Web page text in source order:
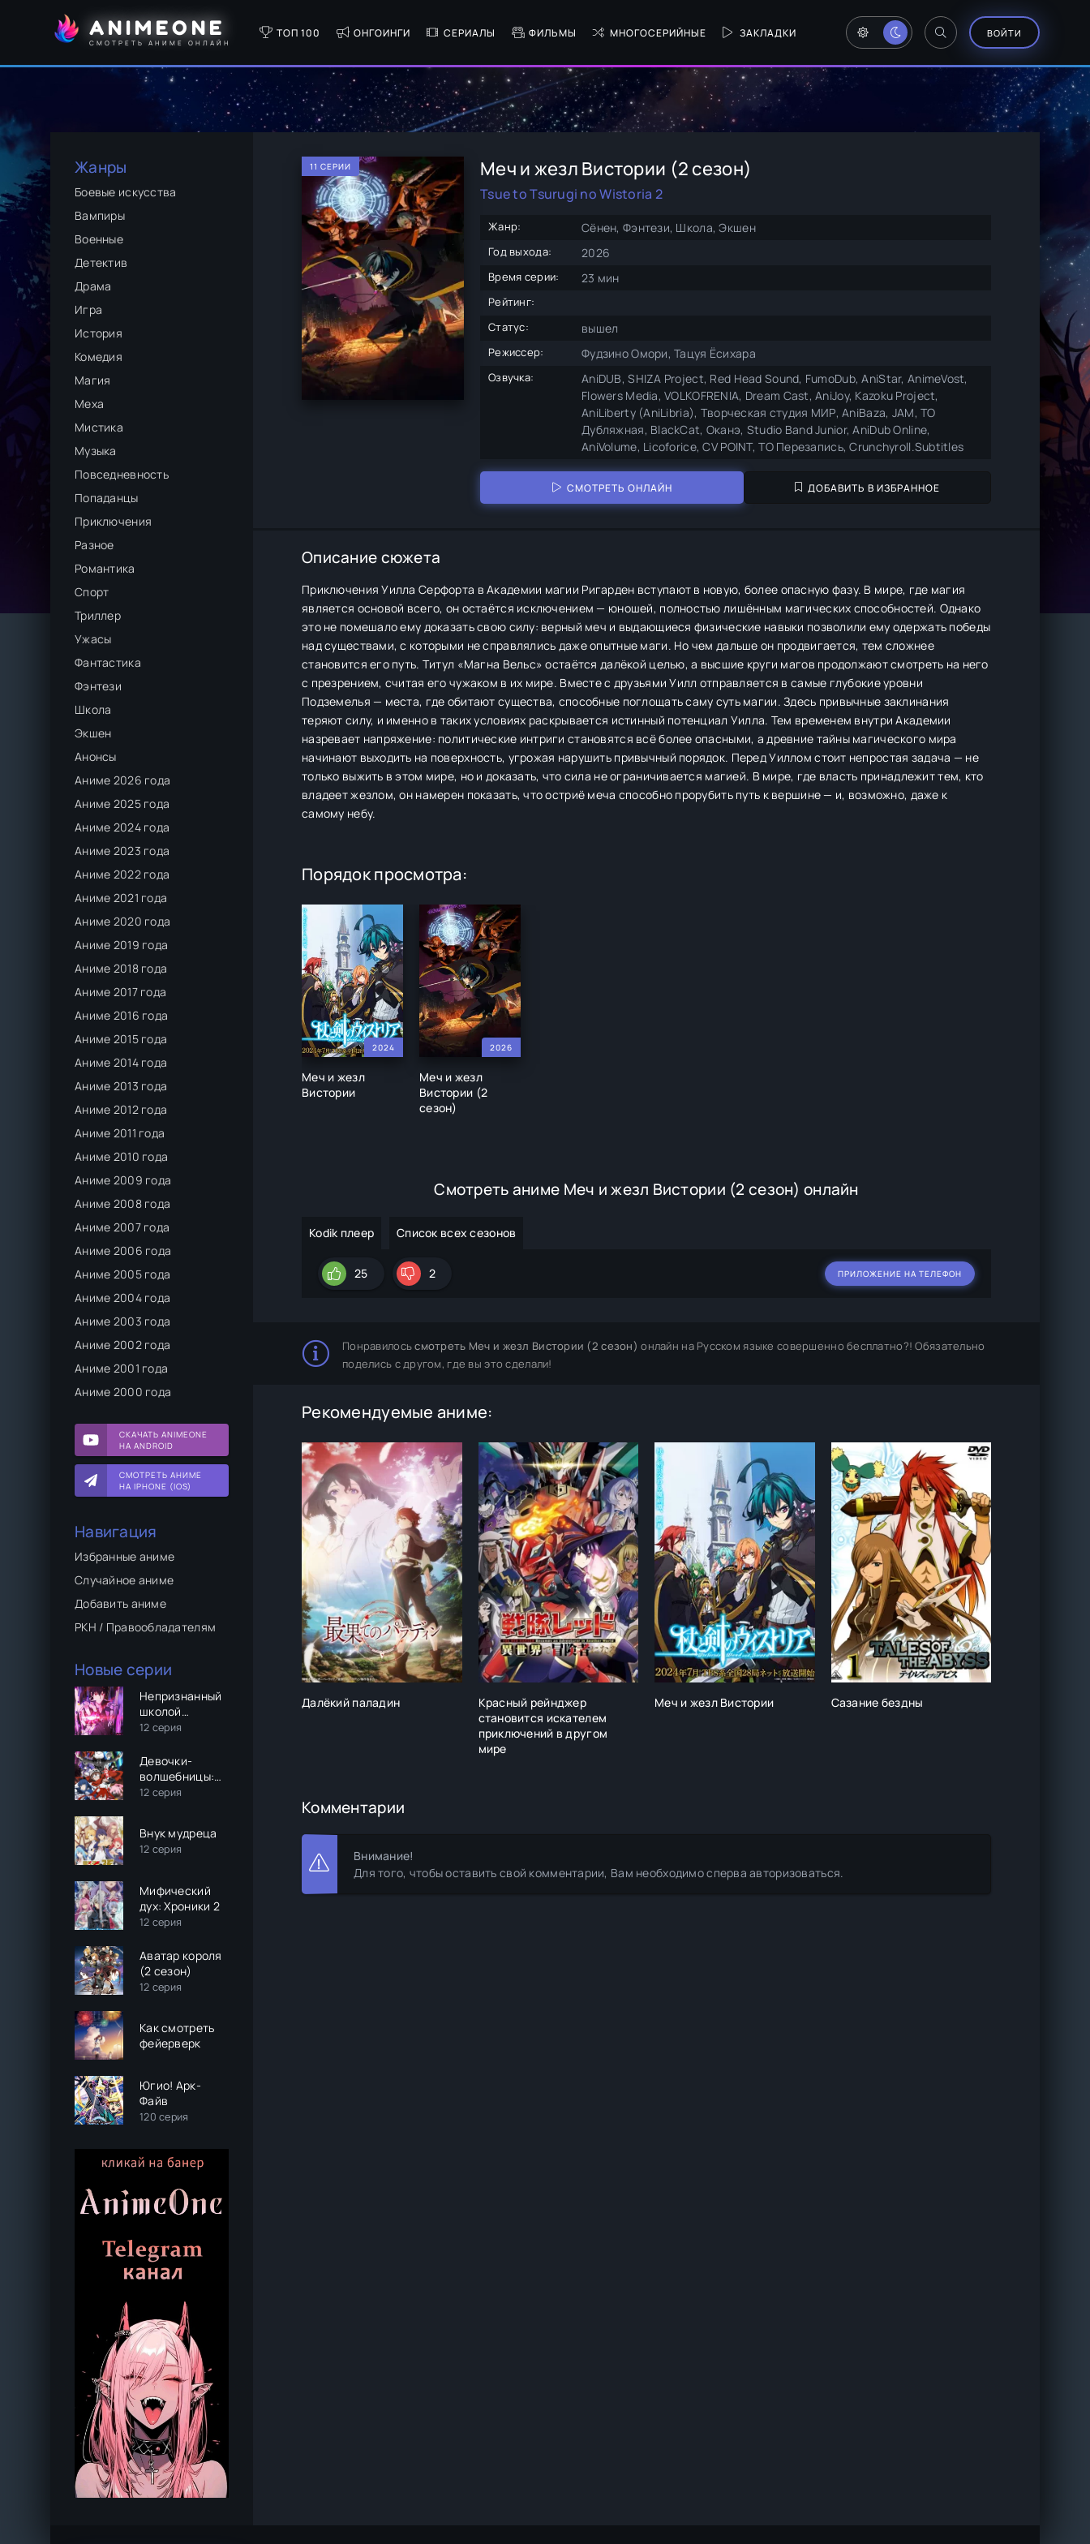
ANIMEONE
СМОТРЕТЬ АНИМЕ ОНЛАЙН
ТОП 100 ОНГОИНГИ СЕРИАЛЫ ФИЛЬМЫ МНОГОСЕРИЙНЫЕ ЗАКЛАДКИ ВОЙТИ
Жанры
Боевые искусства
Вампиры
Военные
Детектив
Драма
Игра
История
Комедия
Магия
Меха
Мистика
Музыка
Повседневность
Попаданцы
Приключения
Разное
Романтика
Спорт
Триллер
Ужасы
Фантастика
Фэнтези
Школа
Экшен
Анонсы
Аниме 2026 года
Аниме 2025 года
Аниме 2024 года
Аниме 2023 года
Аниме 2022 года
Аниме 2021 года
Аниме 2020 года
Аниме 2019 года
Аниме 2018 года
Аниме 2017 года
Аниме 2016 года
Аниме 2015 года
Аниме 2014 года
Аниме 2013 года
Аниме 2012 года
Аниме 2011 года
Аниме 2010 года
Аниме 2009 года
Аниме 2008 года
Аниме 2007 года
Аниме 2006 года
Аниме 2005 года
Аниме 2004 года
Аниме 2003 года
Аниме 2002 года
Аниме 2001 года
Аниме 2000 года
СКАЧАТЬ ANIMEONE
НА ANDROID
СМОТРЕТЬ АНИМЕ
НА IPHONE (IOS)
Навигация
Избранные аниме
Случайное аниме
Добавить аниме
РКН / Правообладателям
Новые серии
Непризнанный
школой
владыка
сезон)
12 серия
Девочки-
волшебницы:
Волшебные
12 серия
Внук мудреца
12 серия
Мифический
дух: Хроники 2
12 серия
Аватар короля
(2 сезон)
12 серия
Как смотреть
фейерверк
Югио! Арк-
Файв
120 серия
11 СЕРИИ Меч и жезл Вистории (2 сезон)
Tsue to Tsurugi no Wistoria 2
Жанр: Сёнен, Фэнтези, Школа, Экшен
Год выхода: 2026
Время серии: 23 мин
Рейтинг:
Статус:
вышел
Режиссер: Фудзино Омори, Тацуя Ёсихара
Озвучка:
AniDUB, SHIZA Project, Red Head Sound, FumoDub, AniStar, AnimeVost,
Flowers Media, VOLKOFRENIA, Dream Cast, AniJoy, Kazoku Project,
AniLiberty (AniLibria), Творческая студия МИР, AniBaza, JAM, ТО
Дубляжная, BlackCat, Оканэ, Studio Band Junior, AniDub Online,
AniVolume, Licoforice, CV POINT, ТО Перезапись, Crunchyroll.Subtitles
СМОТРЕТЬ ОНЛАЙН ДОБАВИТЬ В ИЗБРАННОЕ
Описание сюжета
Приключения Уилла Серфорта в Академии магии Ригарден вступают в новую, более опасную фазу. В мире, где магия
является основой всего, он остаётся исключением — юношей, полностью лишённым магических способностей. Однако
это не помешало ему доказать свою силу: верный меч и выдающиеся физические навыки позволили ему одержать победы
над существами, с которыми не справлялись даже опытные маги. Но чем дальше он продвигается, тем сложнее
становится его путь. Титул «Магна Вельс» остаётся далёкой целью, а высшие круги магов продолжают смотреть на него
с презрением, считая его чужаком в их мире. Вместе с друзьями Уилл отправляется в самые глубокие уровни
Подземелья — места, где обитают существа, способные поглощать саму суть магии. Здесь привычные заклинания
теряют силу, и именно в таких условиях раскрывается истинный потенциал Уилла. Тем временем внутри Академии
назревает напряжение: политические интриги становятся всё более опасными, а древние тайны магического мира
начинают выходить на поверхность, угрожая нарушить привычный порядок. Перед Уиллом стоит непростая задача — не
только выжить в этом мире, но и доказать, что сила не ограничивается магией. В мире, где власть принадлежит тем, кто
владеет жезлом, он намерен показать, что остриё меча способно прорубить путь к вершине — и, возможно, даже к
самому небу.
Порядок просмотра:
2024
Меч и жезл
Вистории
2026
Меч и жезл
Вистории (2
сезон)
Смотреть аниме Меч и жезл Вистории (2 сезон) онлайн
Kodik плеер Список всех сезонов
25 2 ПРИЛОЖЕНИЕ НА ТЕЛЕФОН
Понравилосьсмотреть Меч и жезл Вистории (2 сезон) онлайн на Русском языке совершенно бесплатно?! Обязательно
поделись с другом, где вы это сделали!
Рекомендуемые аниме:
Далёкий паладин
Красный рейнджер
становится искателем
приключений в другом
мире
Меч и жезл Вистории Сазание бездны
Комментарии
Внимание!
Для того, чтобы оставить свой комментарии, Вам необходимо сперва авторизоваться.